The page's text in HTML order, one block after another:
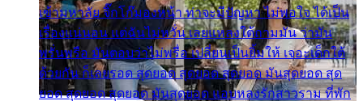
เข้ามหาลัย จิ๊กโก๊มองหน้า ท่าจะมีปัญหา ไม่พอใจ ได้เป็น
เรื่องแน่นอน แต่ฉันไม่หวั่น เลยแหลงใต้ถามมัน ว่ามัน
พรั่นพรือ มันตอบว่าไม่พรื่อ เปลี่ยนเป็นยิ้มให้ เจอะเด็กใต้
ด้วยกัน ก็เลยรอด สุดยอด สุดยอด สุดยอด มันสุดยอด สุด
ยอด สุดยอด สุดยอด มันสุดยอด แอบหลงรักสาวราม ที่พัก